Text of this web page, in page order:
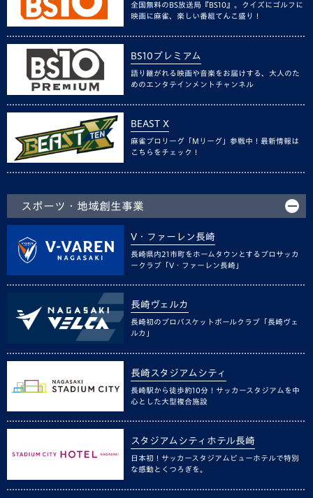
全国無料のBS放送局『BS10』。クイズにゴルフに
映画に麻雀、楽しい番組てんこ盛り！
BS10プレミアム
語り継がれる映画や音楽をお届けする、大人のた
めのエンタテインメントチャンネル
BEAST X
麻雀プロリーグ「Mリーグ」参戦中！最新情報は
こちらをチェック！
スポーツ・地域創生事業
V・ファーレン長崎
長崎県内21市町をホームタウンとするプロサッカ
ークラブ「V・ファーレン長崎」
長崎ヴェルカ
長崎初のプロバスケットボールクラブ「長崎ヴェ
ルカ」
長崎スタジアムシティ
長崎駅から徒歩約10分！サッカースタジアムを中
心とした大型複合施設
スタジアムシティホテル長崎
日本初！サッカースタジアムビューホテルで特別
な感動とくつろぎを。